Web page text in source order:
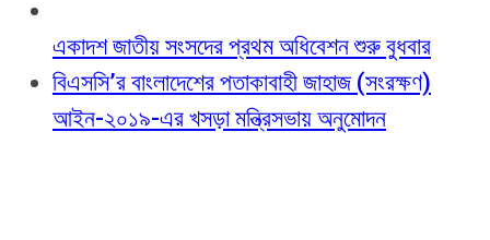
একাদশ জাতীয় সংসদের প্রথম অধিবেশন শুরু বুধবার
বিএসসি’র বাংলাদেশের পতাকাবাহী জাহাজ (সংরক্ষণ)
আইন-২০১৯-এর খসড়া মন্ত্রিসভায় অনুমোদন